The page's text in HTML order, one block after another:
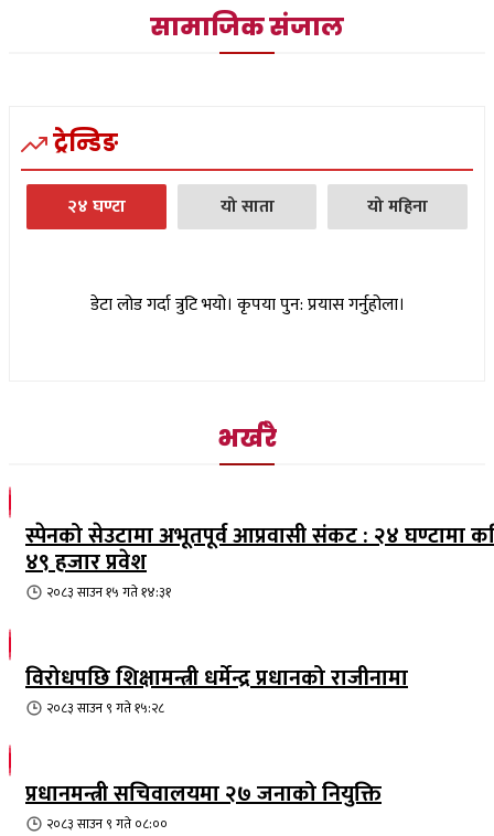
सामाजिक संजाल
ट्रेन्डिङ
२४ घण्टा यो साता यो महिना
डेटा लोड गर्दा त्रुटि भयो। कृपया पुन: प्रयास गर्नुहोला।
भर्खरै
स्पेनको सेउटामा अभूतपूर्व आप्रवासी संकट : २४ घण्टामा
४९ हजार प्रवेश
२०८३ साउन १५ गते १४:३१
विरोधपछि शिक्षामन्त्री धर्मेन्द्र प्रधानको राजीनामा
२०८३ साउन ९ गते १५:२८
प्रधानमन्त्री सचिवालयमा २७ जनाको नियुक्ति
२०८३ साउन ९ गते ०८:००